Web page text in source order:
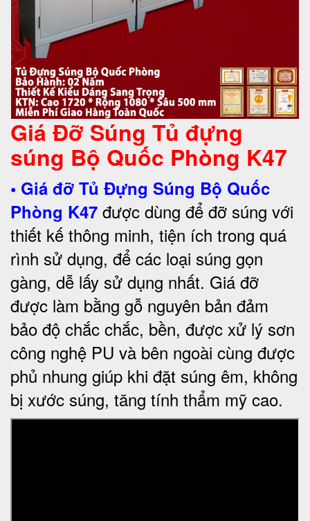
Giá Đỡ Súng Tủ đựng
súng Bộ Quốc Phòng K47
• Giá đỡ Tủ Đựng Súng Bộ Quốc
Phòng K47 được dùng để đỡ súng với
thiết kế thông minh, tiện ích trong quá
rình sử dụng, để các loại súng gọn
gàng, dễ lấy sử dụng nhất. Giá đỡ
được làm bằng gỗ nguyên bản đảm
bảo độ chắc chắc, bền, được xử lý sơn
công nghệ PU và bên ngoài cùng được
phủ nhung giúp khi đặt súng êm, không
bị xước súng, tăng tính thẩm mỹ cao.